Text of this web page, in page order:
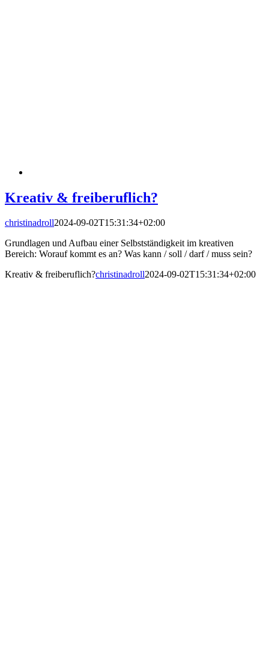
Kreativ & freiberuflich?
christinadroll2024-09-02T15:31:34+02:00
Grundlagen und Aufbau einer Selbstständigkeit im kreativen
Bereich: Worauf kommt es an? Was kann / soll / darf / muss sein?
Kreativ & freiberuflich?christinadroll2024-09-02T15:31:34+02:00